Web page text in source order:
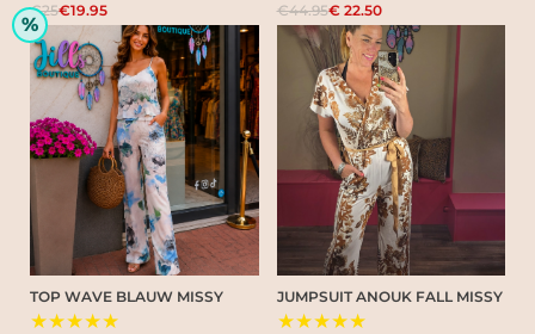
€25€19.95 €44.95€ 22.50
%
TOP WAVE BLAUW MISSY
★★★★★
JUMPSUIT ANOUK FALL MISSY
★★★★★